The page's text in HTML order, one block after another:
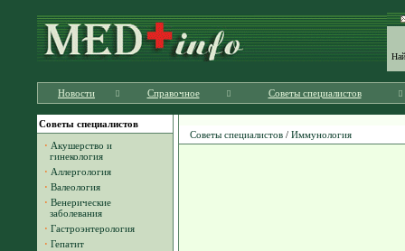
Новости Справочное Советы специалистов
Советы специалистов
· Акушерство и
гинекология
· Аллергология
· Валеология
· Венерические
заболевания
· Гастроэнтерология
· Гепатит
Советы специалистов / Иммунология